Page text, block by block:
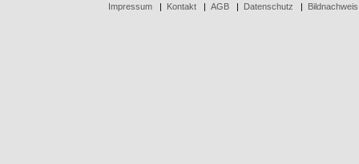
Impressum| Kontakt| AGB| Datenschutz | Bildnachweis